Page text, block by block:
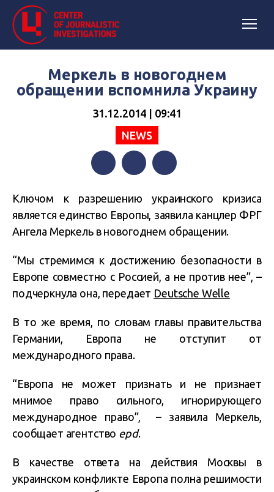
Меркель в новогоднем
обращении вспомнила Украину
31.12.2014 | 09:41
NEWS
Ключом к разрешению украинского кризиса
является единство Европы, заявила канцлер ФРГ
Ангела Меркель в новогоднем обращении.
“Мы стремимся к достижению безопасности в
Европе совместно с Россией, а не против нее”, –
подчеркнула она, передает Deutsche Welle
В то же время, по словам главы правительства
Германии, Европа не отступит от
международного права.
“Европа не может признать и не признает
мнимое право сильного, игнорирующего
международное право”, – заявила Меркель,
сообщает агентство epd.
В качестве ответа на действия Москвы в
украинском конфликте Европа полна решимости